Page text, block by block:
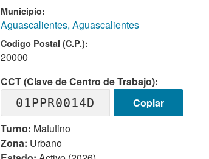
Municipio:
Aguascalientes, Aguascalientes
Codigo Postal (C.P.):
20000
CCT (Clave de Centro de Trabajo):
01PPR0014D
Copiar
Turno: Matutino
Zona: Urbano